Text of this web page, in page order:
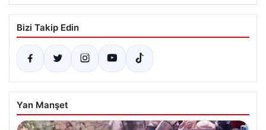
Bizi Takip Edin
Yan Manşet